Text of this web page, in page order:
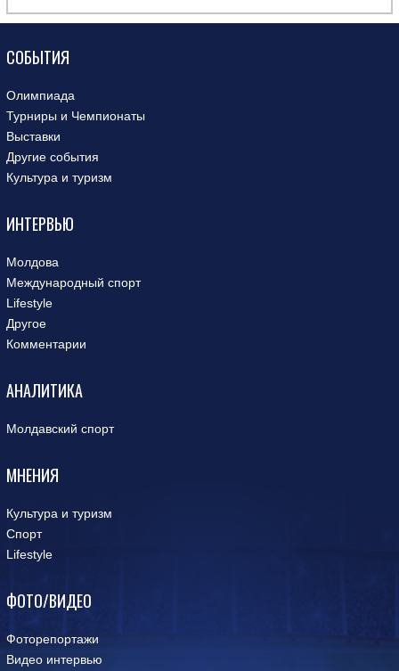
СОБЫТИЯ
Олимпиада
Турниры и Чемпионаты
Выставки
Другие события
Культура и туризм
ИНТЕРВЬЮ
Молдова
Международный спорт
Lifestyle
Другое
Комментарии
АНАЛИТИКА
Молдавский спорт
МНЕНИЯ
Культура и туризм
Спорт
Lifestyle
ФОТО/ВИДЕО
Фоторепортажи
Видео интервью